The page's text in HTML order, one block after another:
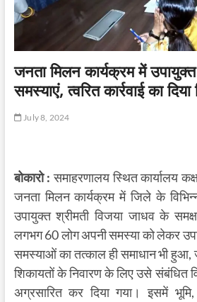
जनता मिलन कार्यक्रम में
समस्याएं, त्वरित कार्रवाई का दिया
July 8, 2024
बोकारो : समाहरणालय स्थित कार्यालय
जनता मिलन कार्यक्रम में जिले के
उपायुक्त श्रीमती विजया जाधव के
लगभग 60 लोग अपनी समस्या को लेकर
समस्याओं का तत्काल ही समाधान भी
शिकायतों के निवारण के लिए उसे संबंधित
अग्रसारित कर दिया गया। इसमें